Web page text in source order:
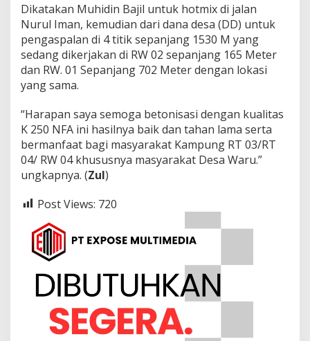
Dikatakan Muhidin Bajil untuk hotmix di jalan
Nurul Iman, kemudian dari dana desa (DD) untuk
pengaspalan di 4 titik sepanjang 1530 M yang
sedang dikerjakan di RW 02 sepanjang 165 Meter
dan RW. 01 Sepanjang 702 Meter dengan lokasi
yang sama.
“Harapan saya semoga betonisasi dengan kualitas
K 250 NFA ini hasilnya baik dan tahan lama serta
bermanfaat bagi masyarakat Kampung RT 03/RT
04/ RW 04 khususnya masyarakat Desa Waru.”
ungkapnya. (Zul)
Post Views: 720